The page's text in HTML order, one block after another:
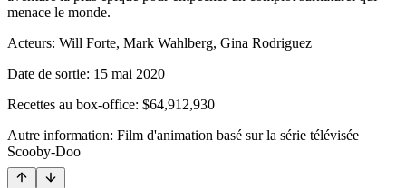
menace le monde.
Acteurs: Will Forte, Mark Wahlberg, Gina Rodriguez
Date de sortie: 15 mai 2020
Recettes au box-office: $64,912,930
Autre information: Film d'animation basé sur la série télévisée
Scooby-Doo